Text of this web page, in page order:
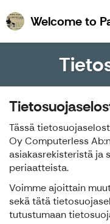
Welcome to
Tässä
Oy Computerless
asiakasrekisteristä ja
periaatteista.
Voimme ajoittain
sekä tätä
tutustumaan